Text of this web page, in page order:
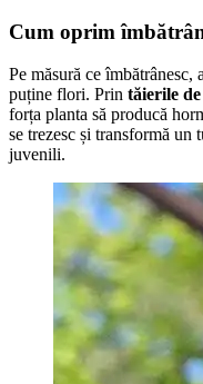
Cum oprim
Pe măsură ce
puține flori. Prin tăierile
forța planta să producă
se trezesc și transformă
juvenili.